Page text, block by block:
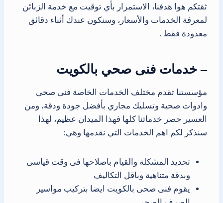
ثقتكم هوا هدفنا، الاستمرار بأي توقيت مع خدمة الزبائن
لمعرفة الخدمات والأسعار، وسنكون عندك أثناء دقائق
معدودة فقط .
– خدمات فنى صحي بالكويت
مؤسستنا تقدم مختلف الخدمات الخاصة فنى صحى
وادوات صحية وتسليك مجاري بأفضل جودة ودقة، ومن
العسير حصر خدماتنا كلها فهذا الميدان عظيم، لهذا
سنذكر لكم اهم الخدمات التي نقدمها وهي:
تحديد المشكلة والقيام باصلاحها فى وقت قياسى
وبدقة متناهية وباقل التكاليف
يقوم فنى صحى بالكويت ايضا بتركيب مواسير